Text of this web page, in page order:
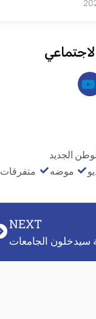
الجديد
موضه متفرقات
NEXT
سيدخلون الجامعات